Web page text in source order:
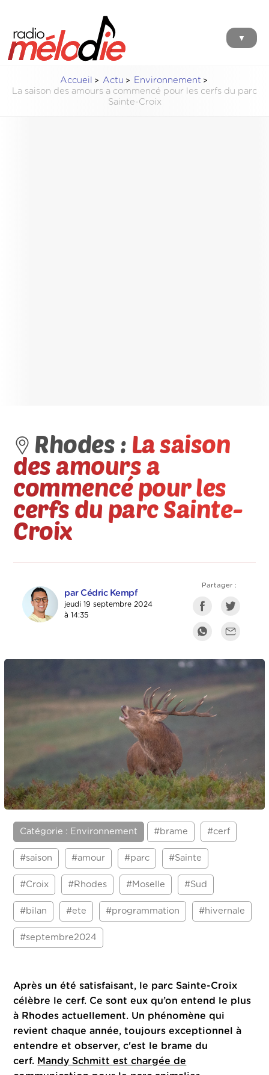
▼
Accueil Actu
Environnement
La saison des amours a commencé pour les cerfs du parc
Sainte-Croix
Rhodes : La saison
des amours a
commencé pour les
cerfs du parc Sainte-
Croix
par Cédric Kempf
jeudi 19 septembre 2024
à 14:35
Partager :
Catégorie : Environnement #brame #cerf
#saison #amour #parc #Sainte
#Croix #Rhodes #Moselle #Sud
#bilan #ete #programmation #hivernale
#septembre2024
Après un été satisfaisant, le parc Sainte-Croix
célèbre le cerf. Ce sont eux qu’on entend le plus
à Rhodes actuellement. Un phénomène qui
revient chaque année, toujours exceptionnel à
entendre et observer, c'est le brame du
cerf. Mandy Schmitt est chargée de